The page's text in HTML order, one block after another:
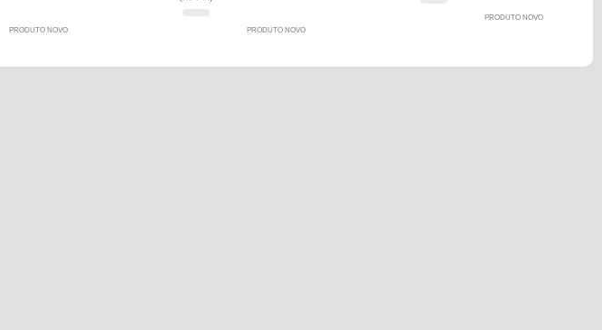
PRODUTO NOVO PRODUTO NOVO
PRODUTO NOVO